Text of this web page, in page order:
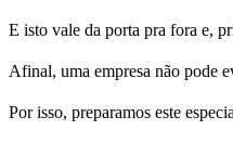
E isto vale da porta pra fora e,
Afinal, uma empresa não pode
Por isso, preparamos este